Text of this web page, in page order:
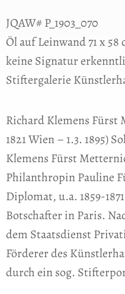
JQAW# P_1903_070
Öl auf Leinwand 71 x 58
keine Signatur
Stiftergalerie
Richard Klemens Fürst
1821 Wien – 1.3. 1895)
Klemens Fürst
Philanthropin Pauline
Diplomat, u.a. 1859-
Botschafter in Paris.
dem Staatsdienst
Förderer des
durch ein sog.